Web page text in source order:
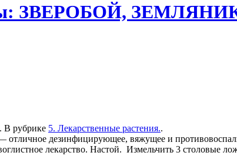
ЗВЕРОБОЙ,
. В рубрике 5. Лекарственные растения..
дезинфицирующее, вяжущее и
лекарство. Настой. Измельчить 3 столовые